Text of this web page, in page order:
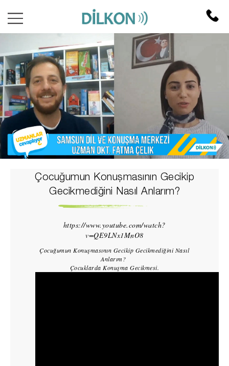
Çocuğumun Konuşmasının Gecikip
Gecikmediğini Nasıl Anlarım?
https://www.youtube.com/watch?
v=QE9LNx1MnO8
Çocuğumun Konuşmasının Gecikip Gecikmediğini Nasıl
Anlarım?
Çocuklarda Konuşma Gecikmesi.